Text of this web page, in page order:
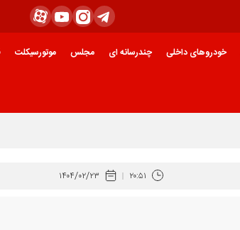
خودروهای داخلی چندرسانه ای مجلس موتورسیکلت
۲۰:۵۱ ۱۴۰۴/۰۲/۲۳